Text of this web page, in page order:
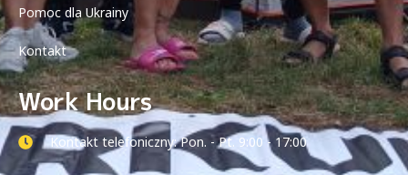
Pomoc dla Ukrainy
Kontakt
Work Hours
Kontakt telefoniczny: Pon. - Pt. 9:00 - 17:00